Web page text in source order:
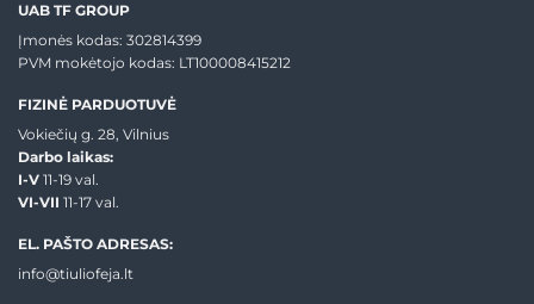
UAB TF GROUP
Įmonės kodas: 302814399
PVM mokėtojo kodas: LT100008415212
FIZINĖ PARDUOTUVĖ
Vokiečių g. 28, Vilnius
Darbo laikas:
I-V 11-19 val.
VI-VII 11-17 val.
EL. PAŠTO ADRESAS:
info@tiuliofeja.lt